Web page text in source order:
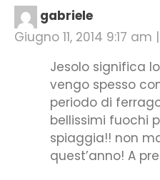
gabriele
Giugno 11, 2014 9:17 am |
Jesolo significa
vengo spesso
periodo di
bellissimi fuochi
spiaggia!! non
quest’anno! A